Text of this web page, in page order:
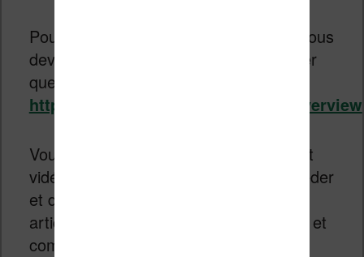
Pour configurer OpenAI et ChatGPT, vous
devez vous rendre sur leur site et payer
quelques euros :
https://platform.openai.com/docs/overview
Vous trouverez de nombreux articles et
vidéos vous expliquant comment procéder
et dans la vidéo située en fin de cet
article, vous allez voir comment j’ai fait et
comment j’ai paramétré tout cela.